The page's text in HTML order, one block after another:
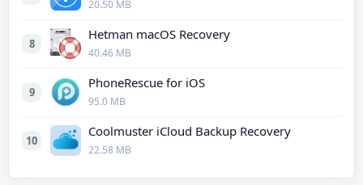
20.50 MB
8
Hetman macOS Recovery
40.46 MB
9
PhoneRescue for iOS
95.0 MB
10
Coolmuster iCloud Backup Recovery
22.58 MB